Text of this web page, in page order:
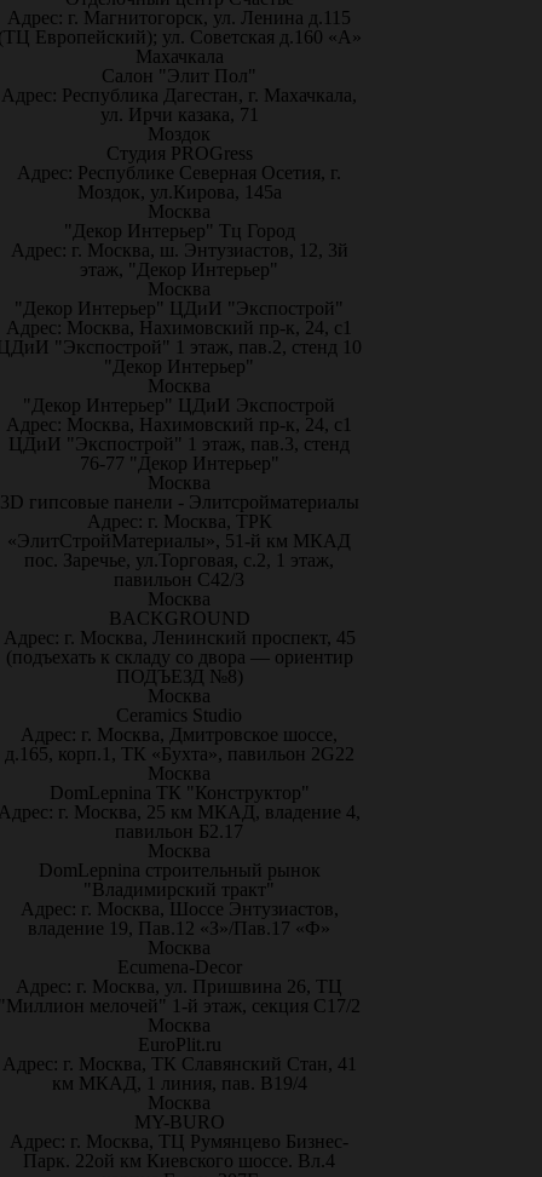
Адрес: г. Магнитогорск, ул. Ленина д.115
Европейский); ул. Советская д.160 «А»
Махачкала
Салон "Элит Пол"
Адрес: Республика Дагестан, г. Махачкала,
ул. Ирчи казака, 71
Моздок
Студия PROGress
Адрес: Республике Северная Осетия, г.
Моздок, ул.Кирова, 145а
Москва
"Декор Интерьер" Тц Город
Адрес: г. Москва, ш. Энтузиастов, 12, 3й
этаж, "Декор Интерьер"
Москва
"Декор Интерьер" ЦДиИ "Экспострой"
Адрес: Москва, Нахимовский пр-к, 24, с1
"Экспострой" 1 этаж, пав.2, стенд 10
"Декор Интерьер"
Москва
"Декор Интерьер" ЦДиИ Экспострой
Адрес: Москва, Нахимовский пр-к, 24, с1
ЦДиИ "Экспострой" 1 этаж, пав.3, стенд
76-77 "Декор Интерьер"
Москва
3D гипсовые панели - Элитсройматериалы
Адрес: г. Москва, ТРК
«ЭлитСтройМатериалы», 51-й км МКАД
пос. Заречье, ул.Торговая, с.2, 1 этаж,
павильон С42/3
Москва
BACKGROUND
Адрес: г. Москва, Ленинский проспект, 45
(подъехать к складу со двора — ориентир
ПОДЪЕЗД №8)
Москва
Ceramics Studio
Адрес: г. Москва, Дмитровское шоссе,
д.165, корп.1, ТК «Бухта», павильон 2G22
Москва
DomLepnina ТК "Конструктор"
г. Москва, 25 км МКАД, владение 4,
павильон Б2.17
Москва
DomLepnina строительный рынок
"Владимирский тракт"
Адрес: г. Москва, Шоссе Энтузиастов,
владение 19, Пав.12 «З»/Пав.17 «Ф»
Москва
Ecumena-Decor
Адрес: г. Москва, ул. Пришвина 26, ТЦ
мелочей" 1-й этаж, секция С17/2
Москва
EuroPlit.ru
Адрес: г. Москва, ТК Славянский Стан, 41
км МКАД, 1 линия, пав. В19/4
Москва
MY-BURO
Адрес: г. Москва, ТЦ Румянцево Бизнес-
Парк. 22ой км Киевского шоссе. Вл.4